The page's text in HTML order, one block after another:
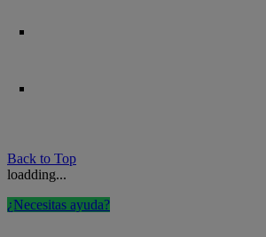
Back to Top
loadding...
¿Necesitas ayuda?